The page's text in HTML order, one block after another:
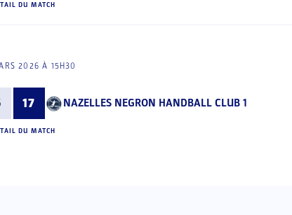
DU MATCH
2026 À 15H30
17 NAZELLES NEGRON HANDBALL CLUB 1
DU MATCH